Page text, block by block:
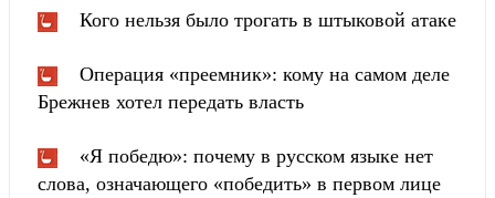
Кого нельзя было трогать в штыковой атаке
Операция «преемник»: кому на самом деле
Брежнев хотел передать власть
«Я победю»: почему в русском языке нет
слова, означающего «победить» в первом лице